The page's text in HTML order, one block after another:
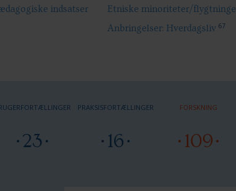
indsatser Etniske minoriteter/flygtninge
Anbringelser: Hverdagsliv 67
23
PRAKSISFORTÆLLINGER
16
FORSKNING
109